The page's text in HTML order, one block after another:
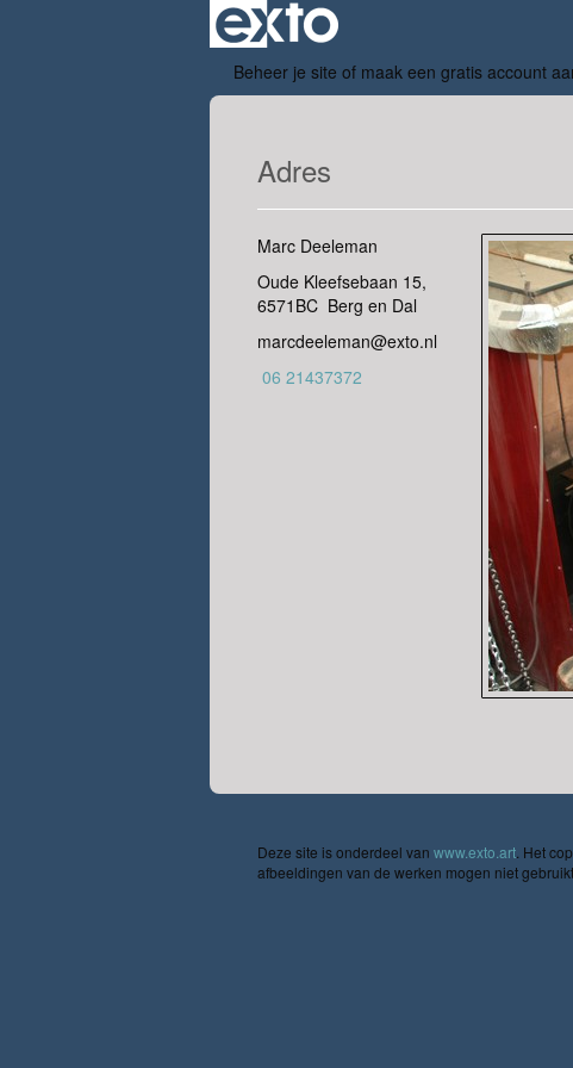
Beheer je site of maak een gratis account
Adres
Marc Deeleman
Oude Kleefsebaan 15,
6571BC Berg en Dal
marcdeeleman@exto.nl
06 21437372
Deze site is onderdeel van www.exto.art . Het
afbeeldingen van de werken mogen niet